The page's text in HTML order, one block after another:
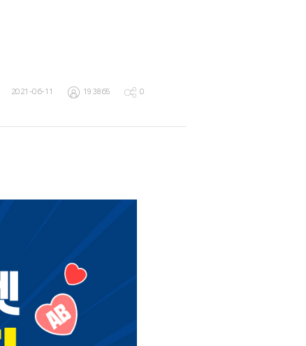
2021-06-11 193865 0